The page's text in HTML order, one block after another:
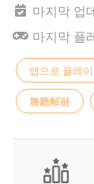
마지막 업
마지막 플
앱으로 플레이
舞廳解謎